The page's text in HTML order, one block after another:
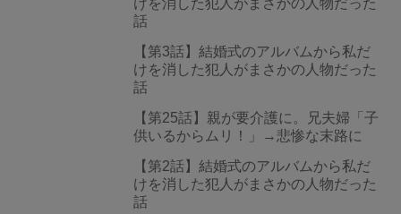
けを消した犯人がまさかの人物だった
話
【第3話】結婚式のアルバムから私だ
けを消した犯人がまさかの人物だった
話
【第25話】親が要介護に。兄夫婦「子
供いるからムリ！」→悲惨な末路に
【第2話】結婚式のアルバムから私だ
けを消した犯人がまさかの人物だった
話